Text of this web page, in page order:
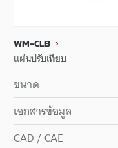
WM-CLB
แผ่นปรับเทียบ
ขนาด
เอกสารข้อมูล
CAD / CAE